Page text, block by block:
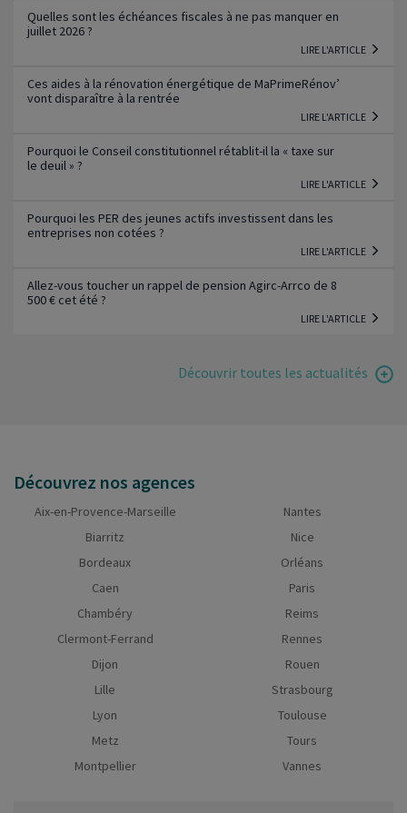
Quelles sont les échéances fiscales à ne pas manquer en
juillet 2026 ?
LIRE L'ARTICLE
Ces aides à la rénovation énergétique de MaPrimeRénov’
vont disparaître à la rentrée
LIRE L'ARTICLE
Pourquoi le Conseil constitutionnel rétablit-il la « taxe sur
le deuil » ?
LIRE L'ARTICLE
Pourquoi les PER des jeunes actifs investissent dans les
entreprises non cotées ?
LIRE L'ARTICLE
Allez-vous toucher un rappel de pension Agirc-Arrco de 8
500 € cet été ?
LIRE L'ARTICLE
Découvrir toutes les actualités
Découvrez nos agences
Aix-en-Provence-Marseille
Biarritz
Bordeaux
Caen
Chambéry
Clermont-Ferrand
Dijon
Lille
Lyon
Metz
Montpellier
Nantes
Nice
Orléans
Paris
Reims
Rennes
Rouen
Strasbourg
Toulouse
Tours
Vannes